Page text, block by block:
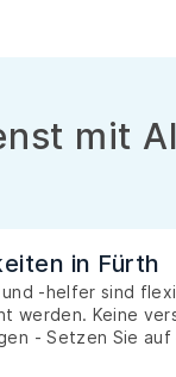
mit
in Fürth
-helfer sind
werden. Keine
- Setzen Sie